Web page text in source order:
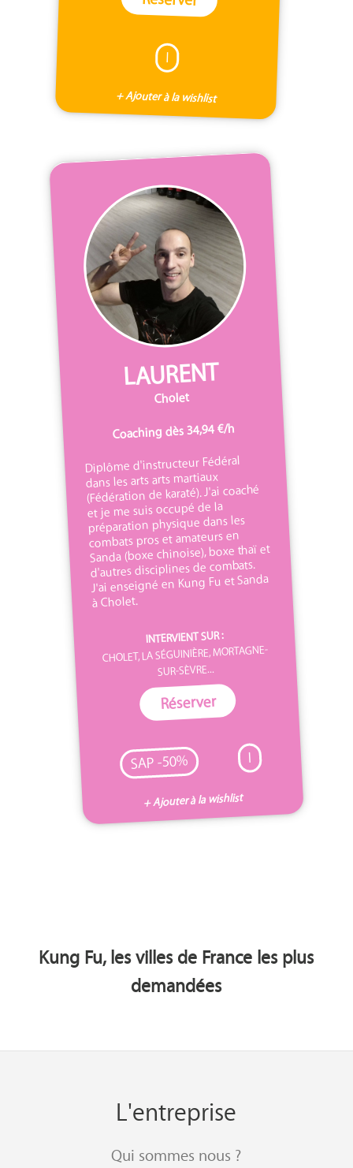
I
+ Ajouter à la wishlist
LAURENT
Cholet
Coaching dès 34,94 €/h
Diplôme d'instructeur Fédéral
dans les arts arts martiaux
(Fédération de karaté). J'ai coaché
et je me suis occupé de la
préparation physique dans les
combats pros et amateurs en
Sanda (boxe chinoise), boxe thaï et
d'autres disciplines de combats.
J'ai enseigné en Kung Fu et Sanda
à Cholet.
INTERVIENT SUR :
CHOLET, LA SÉGUINIÈRE, MORTAGNE-
SUR-SÈVRE...
Réserver
SAP -50% I
+ Ajouter à la wishlist
Kung Fu, les villes de France les plus
demandées
L'entreprise
Qui sommes nous ?